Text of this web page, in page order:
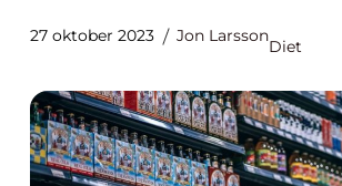
27 oktober 2023 Jon Larsson
Diet